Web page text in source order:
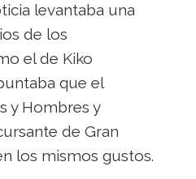
levantaba una
de los
el de Kiko
que el
y Hombres y
de Gran
los mismos gustos.